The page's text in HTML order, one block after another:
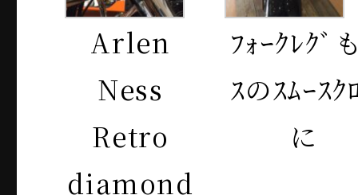
Arlen
Ness
Retro
diamond
ﾌｫｰｸﾚｸﾞ
ｽのｽﾑｰｽｸ
に